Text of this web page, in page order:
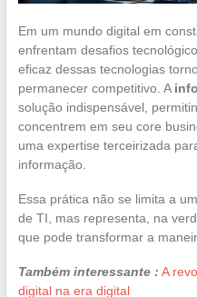
Em um mundo digital em
enfrentam desafios
eficaz dessas tecnologias
permanecer competitivo. A
solução indispensável,
concentrem em seu core
uma expertise terceirizada
informação.
Essa prática não se limita a
de TI, mas representa, na
que pode transformar a
Também interessante : A
digital na era digital